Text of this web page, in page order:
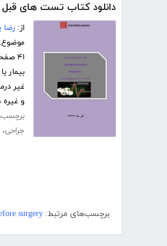
دانلود کتاب تست های قبل
از: رضا
موضوع:
۴۱ صفحه
بیمار
غیر
و
جراحی،
برچسب‌های مرتبط: surgery